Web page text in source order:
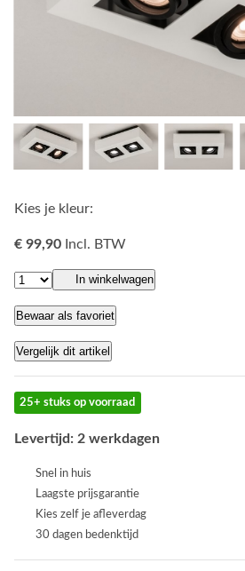
Kies je kleur:
€ 99,90 Incl. BTW
In winkelwagen
Bewaar als favoriet
Vergelijk dit artikel
25+ stuks op voorraad
Levertijd: 2 werkdagen
Snel in huis
Laagste prijsgarantie
Kies zelf je afleverdag
30 dagen bedenktijd